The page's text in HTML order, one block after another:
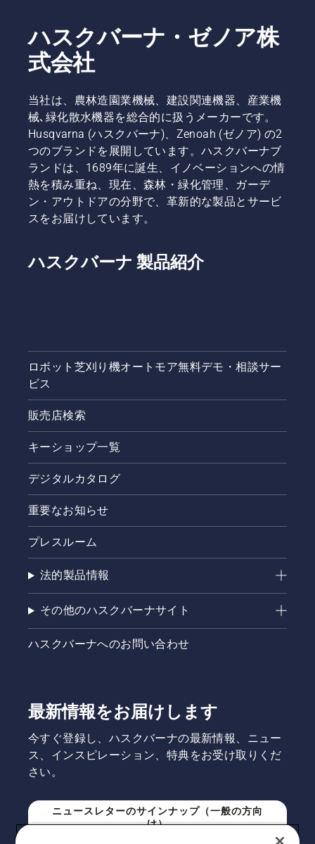
ハスクバーナ・ゼノア株
式会社
当社は、農林造園業機械、建設関連機器、産業機
械､緑化散水機器を総合的に扱うメーカーです。
Husqvarna (ハスクバーナ)、Zenoah (ゼノア) の2
つのブランドを展開しています。ハスクバーナブ
ランドは、1689年に誕生、イノベーションへの情
熱を積み重ね、現在、森林・緑化管理、ガーデ
ン・アウトドアの分野で、革新的な製品とサービ
スをお届けしています。
ハスクバーナ 製品紹介
ロボット芝刈り機オートモア無料デモ・相談サー
ビス
販売店検索
キーショップ一覧
デジタルカタログ
重要なお知らせ
プレスルーム
法的製品情報
その他のハスクバーナサイト
ハスクバーナへのお問い合わせ
最新情報をお届けします
今すぐ登録し、ハスクバーナの最新情報、ニュー
ス、インスピレーション、特典をお受け取りくだ
さい。
ニュースレターのサインナップ（一般の方向
け）